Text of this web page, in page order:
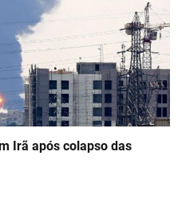
Irã após colapso das